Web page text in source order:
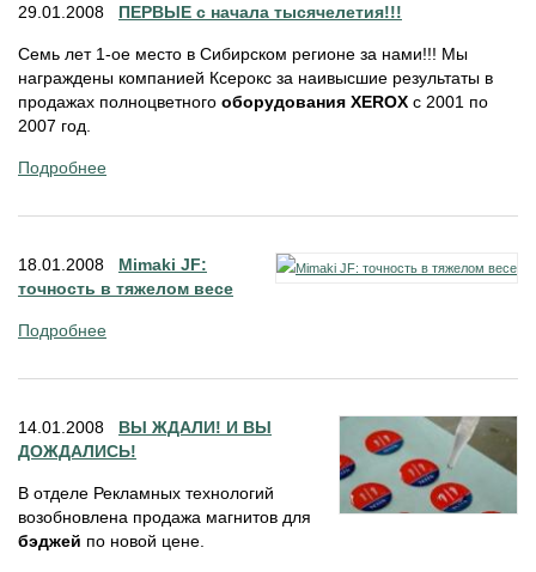
29.01.2008 ПЕРВЫЕ с начала тысячелетия!!!
Семь лет 1-ое место в Сибирском регионе за нами!!! Мы
награждены компанией Ксерокс за наивысшие результаты в
продажах полноцветного оборудования XEROX с 2001 по
2007 год.
Подробнее
18.01.2008 Mimaki JF:
точность в тяжелом весе
Подробнее
14.01.2008 ВЫ ЖДАЛИ! И ВЫ
ДОЖДАЛИСЬ!
В отделе Рекламных технологий
возобновлена продажа магнитов для
бэджей по новой цене.